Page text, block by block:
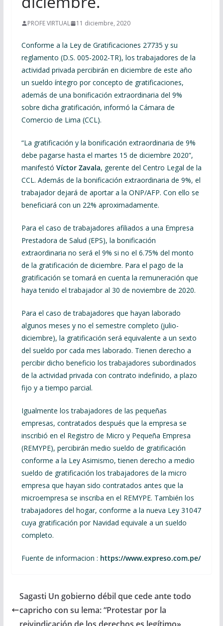
PROFE VIRTUAL 11 diciembre, 2020
Conforme a la Ley de Gratificaciones 27735 y su
reglamento (D.S. 005-2002-TR), los trabajadores de la
actividad privada percibirán en diciembre de este año
un sueldo íntegro por concepto de gratificaciones,
además de una bonificación extraordinaria del 9%
sobre dicha gratificación, informó la Cámara de
Comercio de Lima (CCL).
“La gratificación y la bonificación extraordinaria de 9%
debe pagarse hasta el martes 15 de diciembre 2020”,
manifestó Víctor Zavala, gerente del Centro Legal de la
CCL. Además de la bonificación extraordinaria de 9%, el
trabajador dejará de aportar a la ONP/AFP. Con ello se
beneficiará con un 22% aproximadamente.
Para el caso de trabajadores afiliados a una Empresa
Prestadora de Salud (EPS), la bonificación
extraordinaria no será el 9% si no el 6.75% del monto
de la gratificación de diciembre. Para el pago de la
gratificación se tomará en cuenta la remuneración que
haya tenido el trabajador al 30 de noviembre de 2020.
Para el caso de trabajadores que hayan laborado
algunos meses y no el semestre completo (julio-
diciembre), la gratificación será equivalente a un sexto
del sueldo por cada mes laborado. Tienen derecho a
percibir dicho beneficio los trabajadores subordinados
de la actividad privada con contrato indefinido, a plazo
fijo y a tiempo parcial.
Igualmente los trabajadores de las pequeñas
empresas, contratados después que la empresa se
inscribió en el Registro de Micro y Pequeña Empresa
(REMYPE), percibirán medio sueldo de gratificación
conforme a la Ley Asimismo, tienen derecho a medio
sueldo de gratificación los trabajadores de la micro
empresa que hayan sido contratados antes que la
microempresa se inscriba en el REMYPE. También los
trabajadores del hogar, conforme a la nueva Ley 31047
cuya gratificación por Navidad equivale a un sueldo
completo.
Fuente de informacion : https://www.expreso.com.pe/
Sagasti Un gobierno débil que cede ante todo
capricho con su lema: “Protestar por la